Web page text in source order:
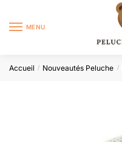
MENU
Accueil / Nouveautés Peluche /